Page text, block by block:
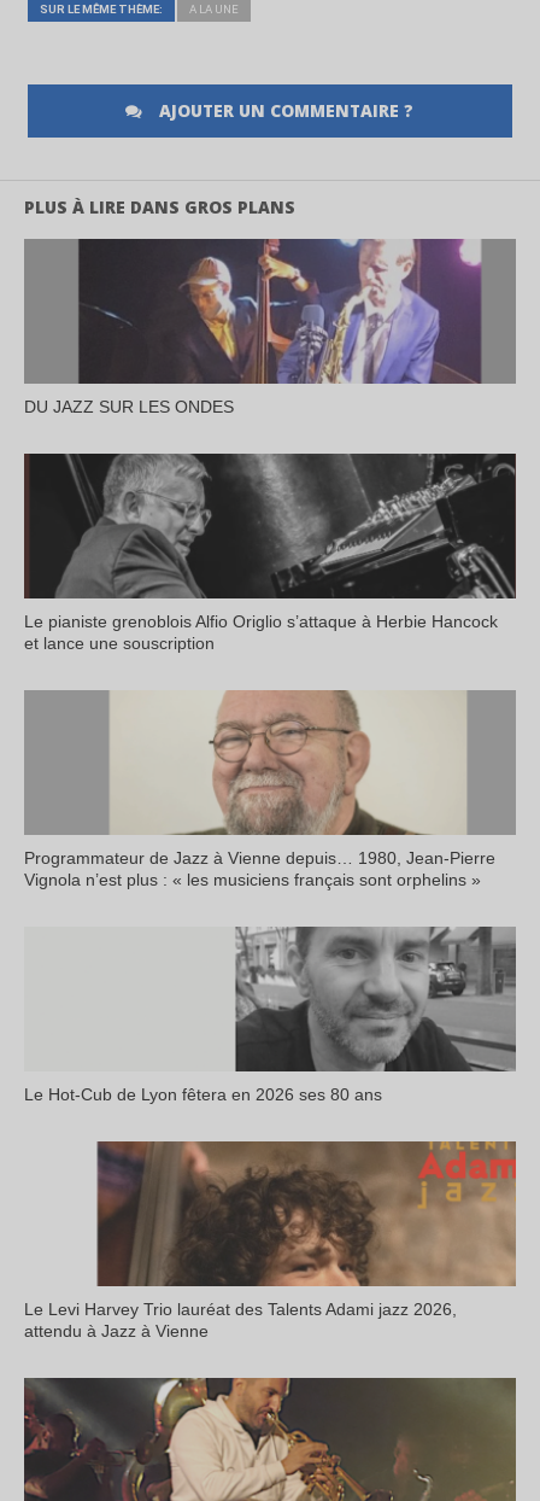
SUR LE MÊME THÈME: A LA UNE
AJOUTER UN COMMENTAIRE ?
PLUS À LIRE DANS GROS PLANS
DU JAZZ SUR LES ONDES
Le pianiste grenoblois Alfio Origlio s’attaque à Herbie Hancock
et lance une souscription
Programmateur de Jazz à Vienne depuis… 1980, Jean-Pierre
Vignola n’est plus : « les musiciens français sont orphelins »
Le Hot-Cub de Lyon fêtera en 2026 ses 80 ans
Le Levi Harvey Trio lauréat des Talents Adami jazz 2026,
attendu à Jazz à Vienne